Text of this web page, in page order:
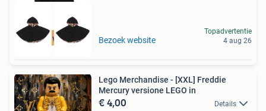
Tot 75% voordeel Bezoek website
Topadvertentie
4 aug 26
Lego Merchandise - [XXL] Freddie
Mercury versione LEGO in
€ 4,00 Details